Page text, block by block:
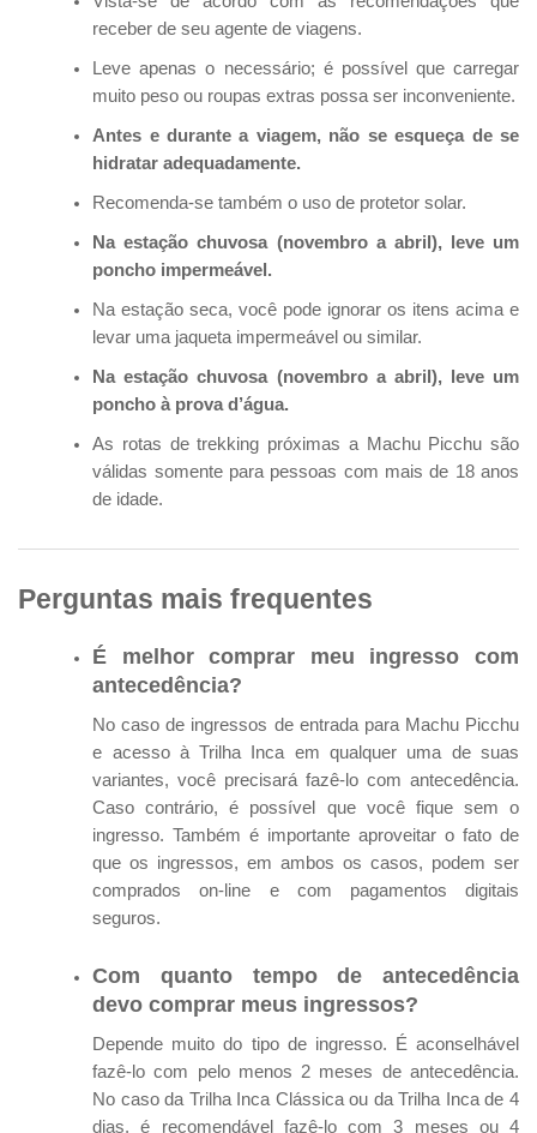
receber de seu agente de viagens.
Leve apenas o necessário; é possível que carregar
muito peso ou roupas extras possa ser inconveniente.
Antes e durante a viagem, não se esqueça de se
hidratar adequadamente.
Recomenda-se também o uso de protetor solar.
Na estação chuvosa (novembro a abril), leve um
poncho impermeável.
Na estação seca, você pode ignorar os itens acima e
levar uma jaqueta impermeável ou similar.
Na estação chuvosa (novembro a abril), leve um
poncho à prova d’água.
As rotas de trekking próximas a Machu Picchu são
válidas somente para pessoas com mais de 18 anos
de idade.
Perguntas mais frequentes
É melhor comprar meu ingresso com
antecedência?
No caso de ingressos de entrada para Machu Picchu
e acesso à Trilha Inca em qualquer uma de suas
variantes, você precisará fazê-lo com antecedência.
Caso contrário, é possível que você fique sem o
ingresso. Também é importante aproveitar o fato de
que os ingressos, em ambos os casos, podem ser
comprados on-line e com pagamentos digitais
seguros.
Com quanto tempo de antecedência
devo comprar meus ingressos?
Depende muito do tipo de ingresso. É aconselhável
fazê-lo com pelo menos 2 meses de antecedência.
No caso da Trilha Inca Clássica ou da Trilha Inca de 4
dias, é recomendável fazê-lo com 3 meses ou 4